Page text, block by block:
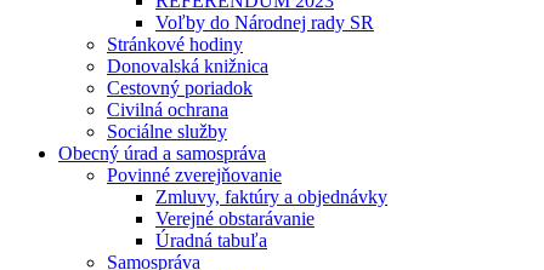
Voľby do Národnej rady SR
Stránkové hodiny
Donovalská knižnica
Cestovný poriadok
Civilná ochrana
Sociálne služby
Obecný úrad a samospráva
Povinné zverejňovanie
Zmluvy, faktúry a objednávky
Verejné obstarávanie
Úradná tabuľa
Samospráva